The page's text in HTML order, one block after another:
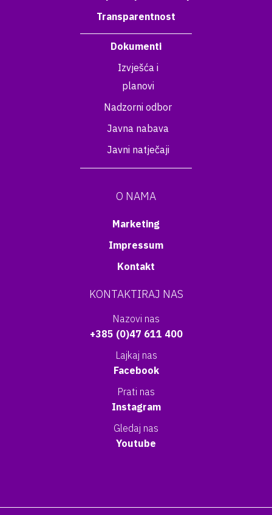
Transparentnost
Dokumenti
Izvješća i
planovi
Nadzorni odbor
Javna nabava
Javni natječaji
O NAMA
Marketing
Impressum
Kontakt
KONTAKTIRAJ NAS
Nazovi nas
+385 (0)47 611 400
Lajkaj nas
Facebook
Prati nas
Instagram
Gledaj nas
Youtube